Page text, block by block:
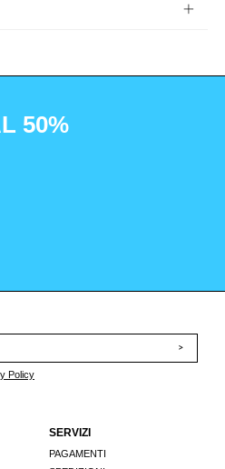
50%
>
Policy
SERVIZI
PAGAMENTI